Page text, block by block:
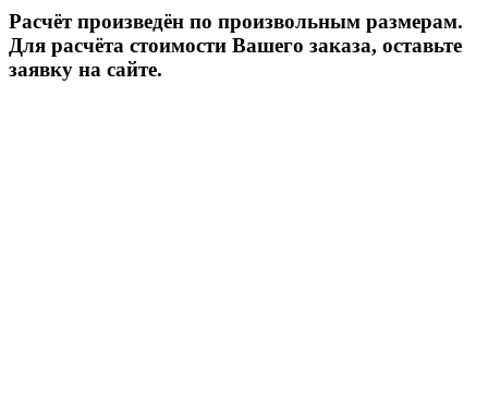
Расчёт произведён по произвольным размерам.
Для расчёта стоимости Вашего заказа, оставьте
заявку на сайте.